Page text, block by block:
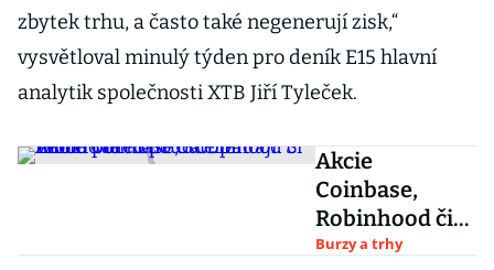
zbytek trhu, a často také negenerují zisk,“
vysvětloval minulý týden pro deník E15 hlavní
analytik společnosti XTB Jiří Tyleček.
Akcie
Coinbase,
Robinhood či
Zoom Video
Burzy a trhy